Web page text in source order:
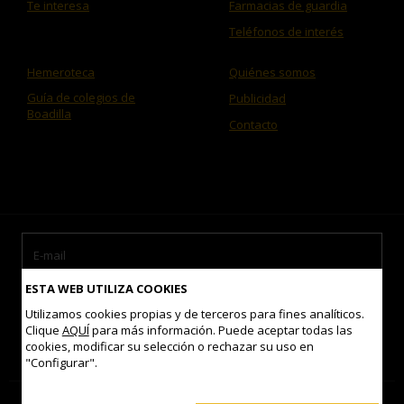
Te interesa
Farmacias de guardia
Teléfonos de interés
Hemeroteca
Guía de colegios de
Boadilla
Quiénes somos
Publicidad
Contacto
Acepto lascondiciones de uso
ESTA WEB UTILIZA COOKIES
Utilizamos cookies propias y de terceros para fines analíticos.
Clique AQUÍpara más información. Puede aceptar todas las
cookies, modificar su selección o rechazar su uso en
"Configurar".